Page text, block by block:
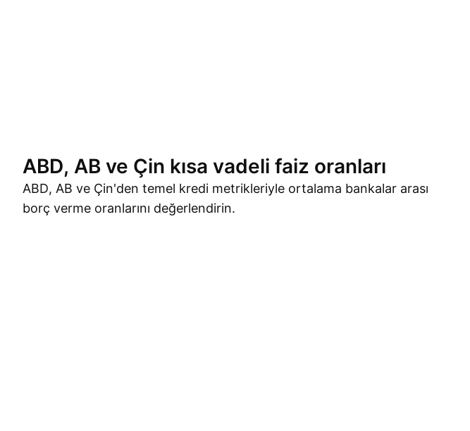
ABD, AB ve Çin kısa vadeli faiz oranları
ABD, AB ve Çin'den temel kredi metrikleriyle ortalama bankalar arası
borç verme oranlarını değerlendirin.